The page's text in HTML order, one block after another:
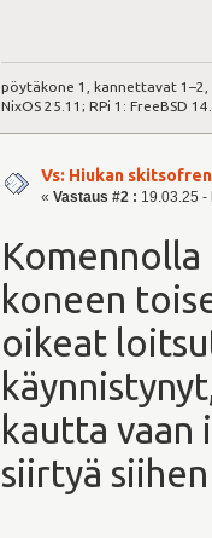
pöytäkone 1, kannettavat 1–2,
NixOS 25.11; RPi 1: FreeBSD
Vs: Hiukan
« Vastaus #2 : 19.03.25 -
koneen
oikeat
kautta vaan
siirtyä